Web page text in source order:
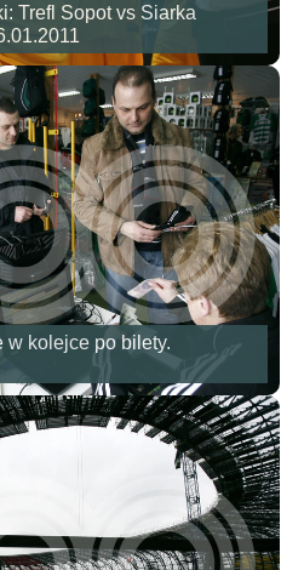
Trefl Sopot vs Siarka
w kolejce po bilety.